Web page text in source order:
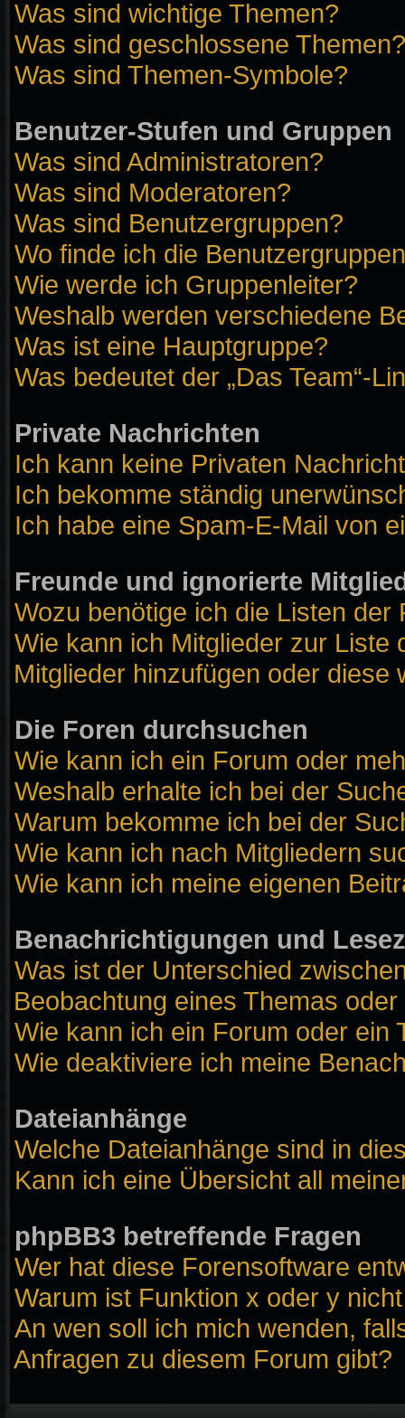
Was sind wichtige Themen?
Was sind geschlossene Themen?
Was sind Themen-Symbole?
Benutzer-Stufen und Gruppen
Was sind Administratoren?
Was sind Moderatoren?
Was sind Benutzergruppen?
Wo finde ich die
Wie werde ich Gruppenleiter?
Weshalb werden verschiedene
Was ist eine Hauptgruppe?
Was bedeutet der „Das Team“-
Private Nachrichten
Ich kann keine Privaten
Ich bekomme ständig
Ich habe eine Spam-E-Mail von
Freunde und ignorierte
Wozu benötige ich die Listen
Wie kann ich Mitglieder zur
Mitglieder hinzufügen oder
Die Foren durchsuchen
Wie kann ich ein Forum oder
Weshalb erhalte ich bei der
Warum bekomme ich bei der
Wie kann ich nach Mitgliedern
Wie kann ich meine eigenen
Benachrichtigungen und
Was ist der Unterschied
Beobachtung eines Themas
Wie kann ich ein Forum oder ein
Wie deaktiviere ich meine
Dateianhänge
Welche Dateianhänge sind in
Kann ich eine Übersicht all
phpBB3 betreffende Fragen
Wer hat diese Forensoftware
Warum ist Funktion x oder y
An wen soll ich mich wenden,
Anfragen zu diesem Forum gibt?